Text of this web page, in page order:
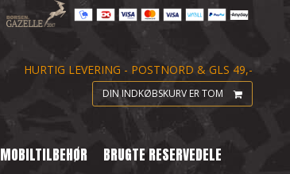
HURTIG LEVERING - POSTNORD & GLS 49,-
DIN INDKØBSKURV ER TOM
MOBILTILBEHØR
BRUGTE RESERVEDELE